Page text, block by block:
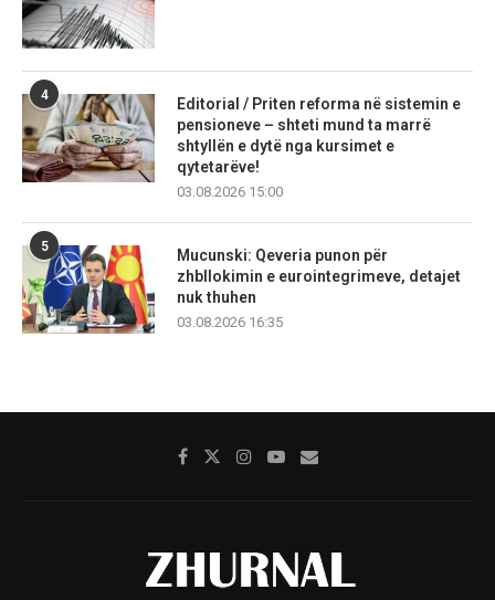
4
Editorial / Priten reforma në sistemin e
pensioneve – shteti mund ta marrë
shtyllën e dytë nga kursimet e
qytetarëve!
03.08.2026 15:00
5
Mucunski: Qeveria punon për
zhbllokimin e eurointegrimeve, detajet
nuk thuhen
03.08.2026 16:35